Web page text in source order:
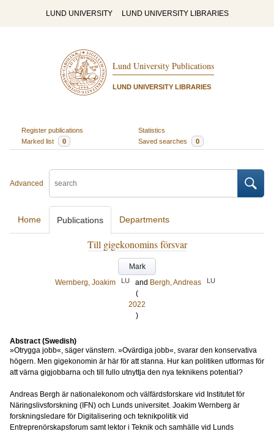
LUND UNIVERSITY LUND UNIVERSITY LIBRARIES
Lund University Publications
LUND UNIVERSITY LIBRARIES
Register publications
Statistics
Marked list
0 Saved searches 0
Advanced
Home Publications Departments
Till gigekonomins försvar
Mark
Wernberg, Joakim
LU and Bergh, Andreas LU
(
2022
)
Abstract (Swedish)
»Otrygga jobb«, säger vänstern. »Ovärdiga jobb«, svarar den konservativa
högern. Men gigekonomin är här för att stanna. Hur kan politiken utformas för
att värna gigjobbarna och till fullo utnyttja den nya teknikens potential?
Andreas Bergh är nationalekonom och välfärdsforskare vid Institutet för
Näringslivsforskning (IFN) och Lunds universitet. Joakim Wernberg är
forskningsledare för Digitalisering och teknikpolitik vid
Entreprenörskapsforum samt lektor i Teknik och samhälle vid Lunds